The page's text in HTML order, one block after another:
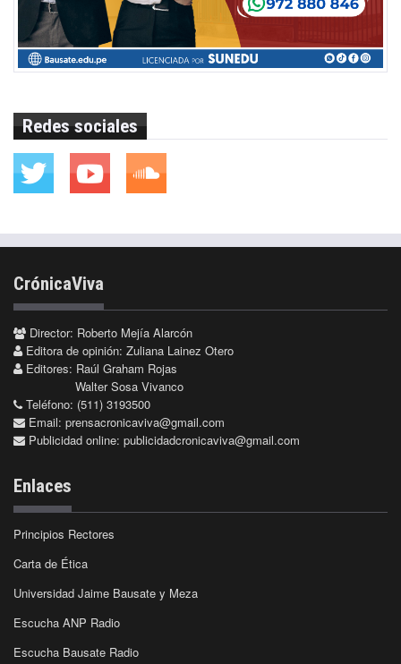
Redes sociales
CrónicaViva
Director: Roberto Mejía Alarcón
Editora de opinión: Zuliana Lainez Otero
Editores: Raúl Graham Rojas
Walter Sosa Vivanco
Teléfono: (511) 3193500
Email: prensacronicaviva@gmail.com
Publicidad online: publicidadcronicaviva@gmail.com
Enlaces
Principios Rectores
Carta de Ética
Universidad Jaime Bausate y Meza
Escucha ANP Radio
Escucha Bausate Radio